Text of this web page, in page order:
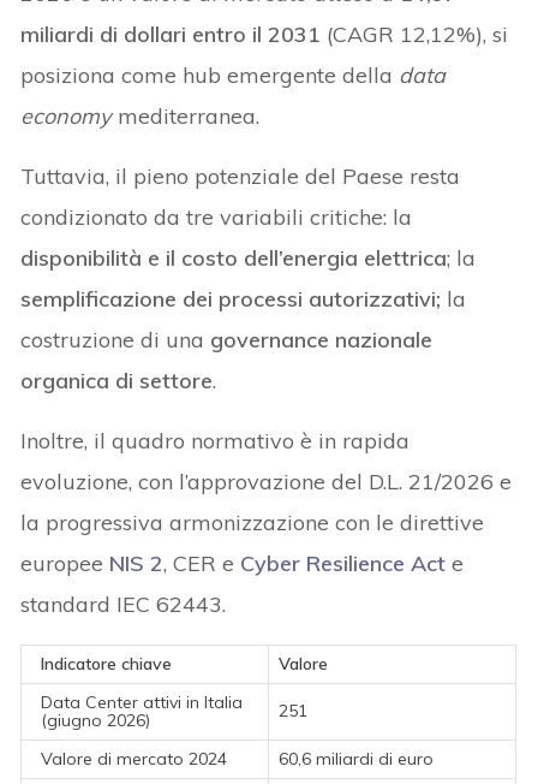
miliardi di dollari entro il 2031 (CAGR 12,12%), si
posiziona come hub emergente della data
economymediterranea.
Tuttavia, il pieno potenziale del Paese resta
condizionato da tre variabili critiche: la
disponibilità e il costo dell’energia elettrica; la
semplificazione dei processi autorizzativi; la
costruzione di una governance nazionale
organica di settore.
Inoltre, il quadro normativo è in rapida
evoluzione, con l’approvazione del D.L. 21/2026 e
la progressiva armonizzazione con le direttive
europee NIS 2, CER e Cyber Resilience Act e
standard IEC 62443.
Indicatore chiave
Valore
Data Center attivi in Italia
(giugno 2026)
251
Valore di mercato 2024
60,6 miliardi di euro